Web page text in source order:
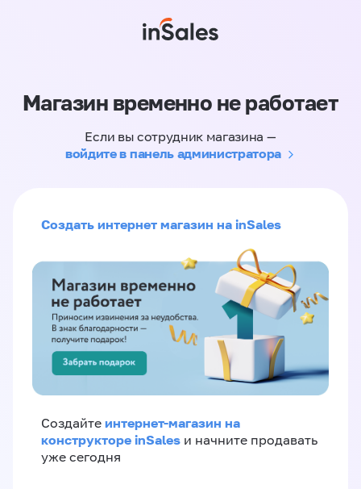
Магазин временно не работает
Если вы сотрудник магазина —
войдите в панель администратора
Создать интернет магазин на inSales
Создайте интернет-магазин на
конструкторе inSales и начните продавать
уже сегодня